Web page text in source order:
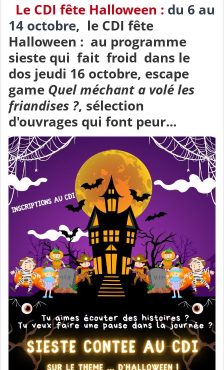
Le CDI fête Halloween : du 6 au
14 octobre, le CDI fête
Halloween : au programme
sieste qui fait froid dans le
dos jeudi 16 octobre, escape
game Quel méchant a volé les
friandises ?, sélection
d'ouvrages qui font peur...